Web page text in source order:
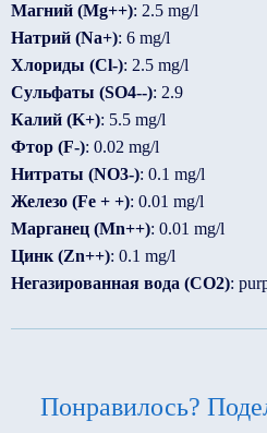
Магний (Mg++): 2.5 mg/l
Натрий (Na+): 6 mg/l
Хлориды (Cl-): 2.5 mg/l
Сульфаты (SO4--): 2.9
Калий (K+): 5.5 mg/l
Фтор (F-): 0.02 mg/l
Нитраты (NO3-): 0.1 mg/l
Железо (Fe + +): 0.01 mg/l
Марганец (Mn++): 0.01 mg/l
Цинк (Zn++): 0.1 mg/l
Негазированная вода (CO2):
Понравилось?